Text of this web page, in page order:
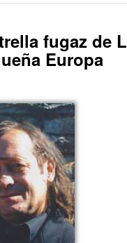
fugaz de
Europa